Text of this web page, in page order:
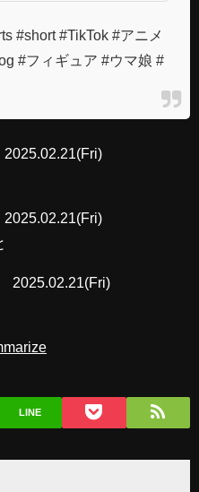
#short #TikTok #アニメ
#フィギュア #ウマ娘 #
2025.02.21(Fri)
2025.02.21(Fri)
2025.02.21(Fri)
LINE